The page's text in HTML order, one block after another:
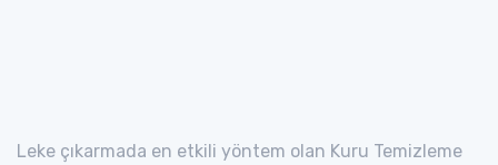
Leke çıkarmada en etkili yöntem olan Kuru Temizleme